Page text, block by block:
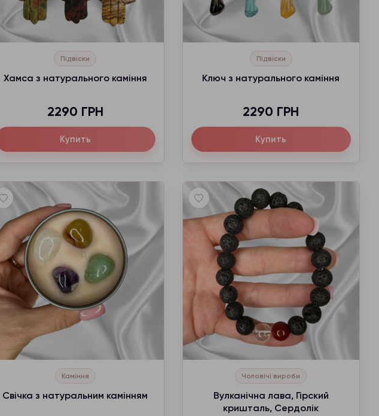
Підвіски
Хамса з натурального каміння
2290 ГРН
Купить
Підвіски
Ключ з натурального каміння
2290 ГРН
Купить
Каміння
Свічка з натуральним камінням
Чоловічі вироби
Вулканічна лава, Гірский
кришталь, Сердолік